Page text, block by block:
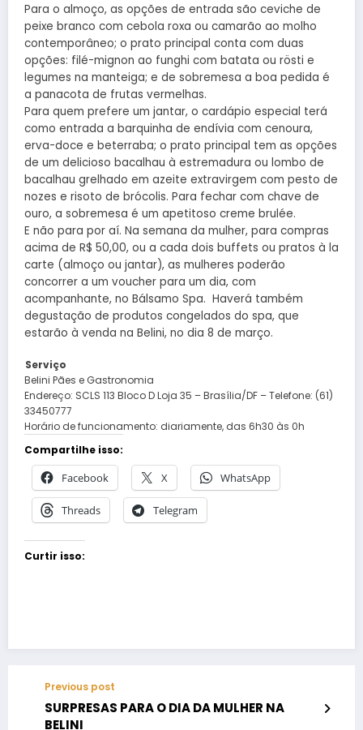
Para o almoço, as opções de entrada são ceviche de
peixe branco com cebola roxa ou camarão ao molho
contemporâneo; o prato principal conta com duas
opções: filé-mignon ao funghi com batata ou rösti e
legumes na manteiga; e de sobremesa a boa pedida é
a panacota de frutas vermelhas.
Para quem prefere um jantar, o cardápio especial terá
como entrada a barquinha de endívia com cenoura,
erva-doce e beterraba; o prato principal tem as opções
de um delicioso bacalhau à estremadura ou lombo de
bacalhau grelhado em azeite extravirgem com pesto de
nozes e risoto de brócolis. Para fechar com chave de
ouro, a sobremesa é um apetitoso creme brulée.
E não para por aí. Na semana da mulher, para compras
acima de R$ 50,00, ou a cada dois buffets ou pratos à la
carte (almoço ou jantar), as mulheres poderão
concorrer a um voucher para um dia, com
acompanhante, no Bálsamo Spa. Haverá também
degustação de produtos congelados do spa, que
estarão à venda na Belini, no dia 8 de março.
Serviço
Belini Pães e Gastronomia
Endereço: SCLS 113 Bloco D Loja 35 – Brasília/DF – Telefone: (61)
33450777
Horário de funcionamento: diariamente, das 6h30 às 0h
Compartilhe isso:
Facebook X WhatsApp
Threads Telegram
Curtir isso:
Previous post
SURPRESAS PARA O DIA DA MULHER NA
BELINI